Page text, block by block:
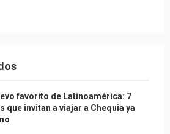
favorito de Latinoamérica: 7
que invitan a viajar a Chequia ya